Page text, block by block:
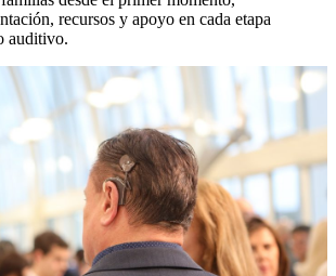
recursos y apoyo en cada etapa
auditivo.